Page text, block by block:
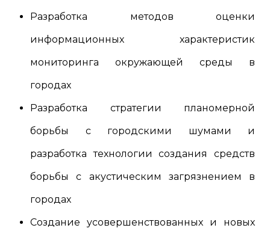
Разработка методов оценки
информационных характеристик
мониторинга окружающей среды в
городах
Разработка стратегии планомерной
борьбы с городскими шумами и
разработка технологии создания средств
борьбы с акустическим загрязнением в
городах
Создание усовершенствованных и новых